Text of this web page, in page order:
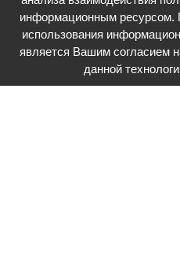
информационным ресурсом.
использования
является Вашим согласием
данной